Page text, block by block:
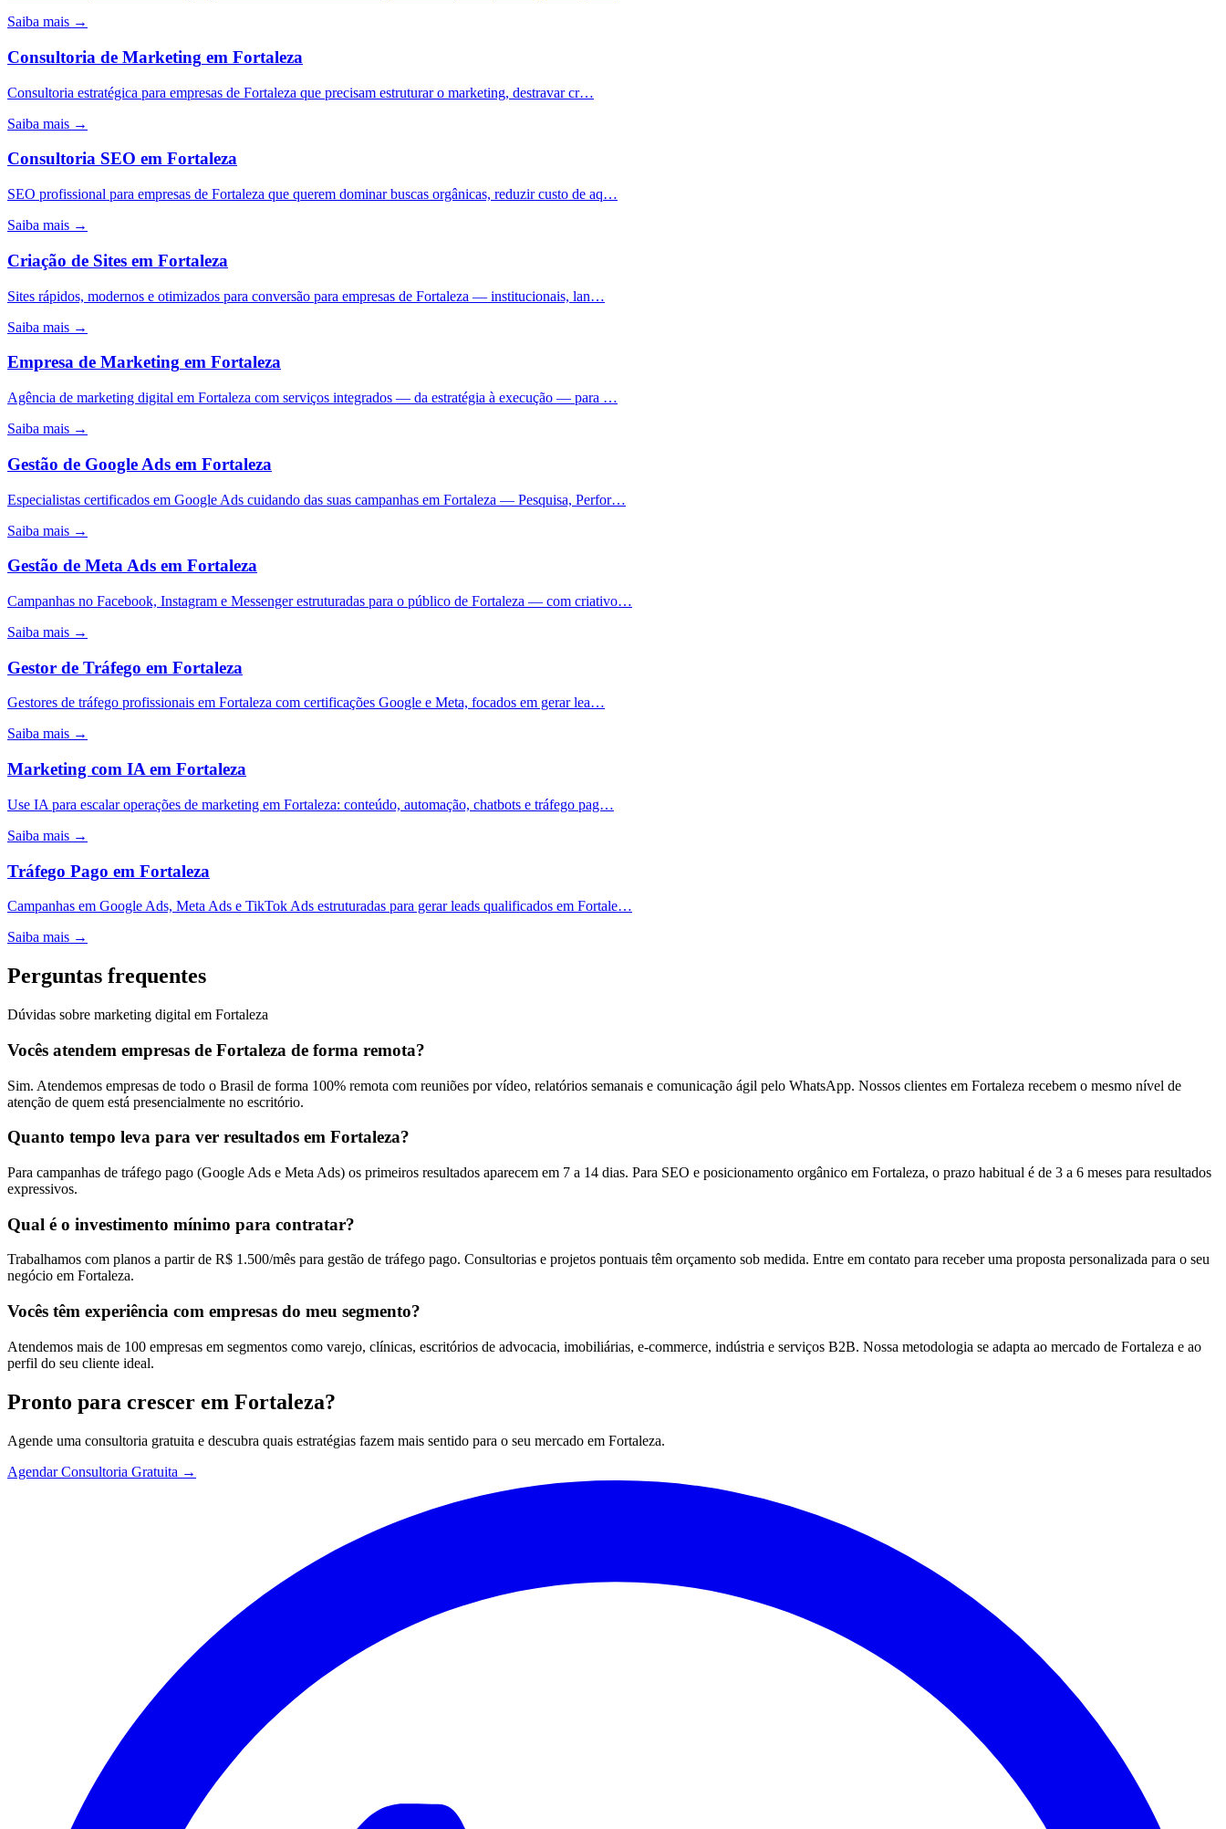
Saiba mais →
Consultoria de Marketing em Fortaleza
Consultoria estratégica para empresas de Fortaleza que precisam estruturar o marketing, destravar cr…
Saiba mais →
Consultoria SEO em Fortaleza
SEO profissional para empresas de Fortaleza que querem dominar buscas orgânicas, reduzir custo de aq…
Saiba mais →
Criação de Sites em Fortaleza
Sites rápidos, modernos e otimizados para conversão para empresas de Fortaleza — institucionais, lan…
Saiba mais →
Empresa de Marketing em Fortaleza
Agência de marketing digital em Fortaleza com serviços integrados — da estratégia à execução — para …
Saiba mais →
Gestão de Google Ads em Fortaleza
Especialistas certificados em Google Ads cuidando das suas campanhas em Fortaleza — Pesquisa, Perfor…
Saiba mais →
Gestão de Meta Ads em Fortaleza
Campanhas no Facebook, Instagram e Messenger estruturadas para o público de Fortaleza — com criativo…
Saiba mais →
Gestor de Tráfego em Fortaleza
Gestores de tráfego profissionais em Fortaleza com certificações Google e Meta, focados em gerar lea…
Saiba mais →
Marketing com IA em Fortaleza
Use IA para escalar operações de marketing em Fortaleza: conteúdo, automação, chatbots e tráfego pag…
Saiba mais →
Tráfego Pago em Fortaleza
Campanhas em Google Ads, Meta Ads e TikTok Ads estruturadas para gerar leads qualificados em Fortale…
Saiba mais →
Perguntas frequentes
Dúvidas sobre marketing digital em Fortaleza
Vocês atendem empresas de Fortaleza de forma remota?
Sim. Atendemos empresas de todo o Brasil de forma 100% remota com reuniões por vídeo, relatórios semanais e comunicação ágil pelo WhatsApp. Nossos clientes em Fortaleza recebem o mesmo nível de
atenção de quem está presencialmente no escritório.
Quanto tempo leva para ver resultados em Fortaleza?
Para campanhas de tráfego pago (Google Ads e Meta Ads) os primeiros resultados aparecem em 7 a 14 dias. Para SEO e posicionamento orgânico em Fortaleza, o prazo habitual é de 3 a 6 meses para resultados
expressivos.
Qual é o investimento mínimo para contratar?
Trabalhamos com planos a partir de R$ 1.500/mês para gestão de tráfego pago. Consultorias e projetos pontuais têm orçamento sob medida. Entre em contato para receber uma proposta personalizada para o seu
negócio em Fortaleza.
Vocês têm experiência com empresas do meu segmento?
Atendemos mais de 100 empresas em segmentos como varejo, clínicas, escritórios de advocacia, imobiliárias, e-commerce, indústria e serviços B2B. Nossa metodologia se adapta ao mercado de Fortaleza e ao
perfil do seu cliente ideal.
Pronto para crescer em Fortaleza?
Agende uma consultoria gratuita e descubra quais estratégias fazem mais sentido para o seu mercado em Fortaleza.
Agendar Consultoria Gratuita →